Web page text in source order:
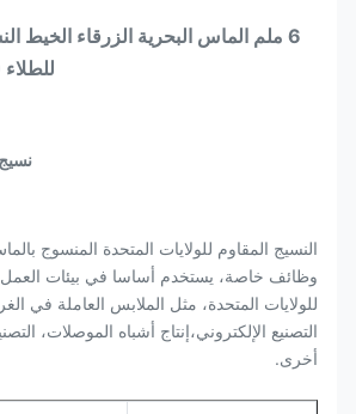
6 ملم الماس البحرية الزرقاء الخيط
للطلاء ESD و قميص بولو
نسيج ESD مضاد للستاتيك
وظائف خاصة، يستخدم أساسا في بيئات
للولايات المتحدة، مثل الملابس العاملة في
التصنيع الإلكتروني،إنتاج أشباه الموصلات،
أخرى.